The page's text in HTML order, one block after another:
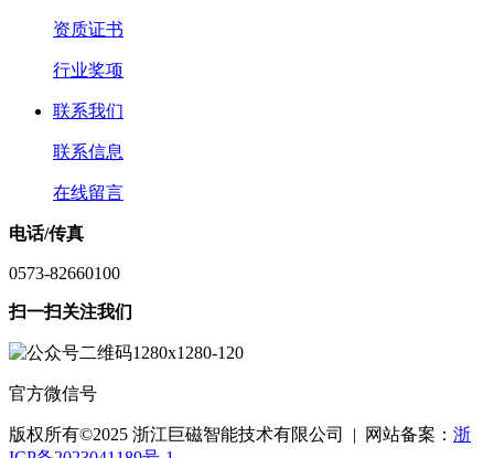
资质证书
行业奖项
联系我们
联系信息
在线留言
电话/传真
0573-82660100
扫一扫关注我们
官方微信号
版权所有©2025 浙江巨磁智能技术有限公司 | 网站备案： 浙